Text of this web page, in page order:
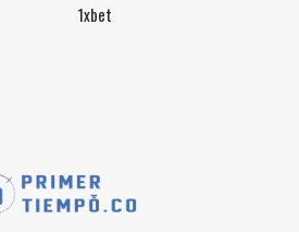
1xbet